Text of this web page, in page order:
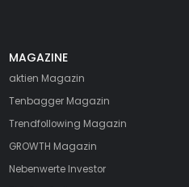
MAGAZINE
aktien Magazin
Tenbagger Magazin
Trendfollowing Magazin
GROWTH Magazin
Nebenwerte Investor